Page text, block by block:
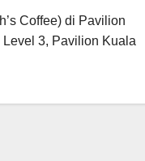
Coffee) di Pavilion
Level 3, Pavilion Kuala